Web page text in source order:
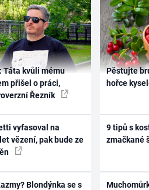
Táta kvůli mému
přišel o práci,
Řezník
vyfasoval na
vězení, pak bude ze
Blondýnka se s
Pěstujte
hořce
9 tipů s
zmačkané